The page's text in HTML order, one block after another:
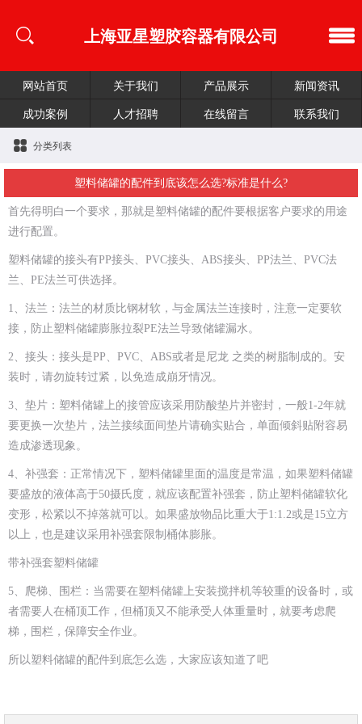
上海亚星塑胶容器有限公司
网站首页 关于我们 产品展示
新闻资讯
成功案例
人才招聘 在线留言 联系我们
分类列表
塑料储罐的配件到底该怎么选?标准是什么?
首先得明白一个要求，那就是塑料储罐的配件要根据客户要求的用途
进行配置。
塑料储罐的接头有PP接头、PVC接头、ABS接头、PP法兰、PVC法
兰、PE法兰可供选择。
1、法兰：法兰的材质比钢材软，与金属法兰连接时，注意一定要软
接，防止塑料储罐膨胀拉裂PE法兰导致储罐漏水。
2、接头：接头是PP、PVC、ABS或者是尼龙 之类的树脂制成的。安
装时，请勿旋转过紧，以免造成崩牙情况。
3、垫片：塑料储罐上的接管应该采用防酸垫片并密封，一般1-2年就
要更换一次垫片，法兰接续面间垫片请确实贴合，单面倾斜贴附容易
造成渗透现象。
4、补强套：正常情况下，塑料储罐里面的温度是常温，如果塑料储罐
要盛放的液体高于50摄氏度，就应该配置补强套，防止塑料储罐软化
变形，松紧以不掉落就可以。如果盛放物品比重大于1:1.2或是15立方
以上，也是建议采用补强套限制桶体膨胀。
带补强套塑料储罐
5、爬梯、围栏：当需要在塑料储罐上安装搅拌机等较重的设备时，或
者需要人在桶顶工作，但桶顶又不能承受人体重量时，就要考虑爬
梯，围栏，保障安全作业。
所以塑料储罐的配件到底怎么选，大家应该知道了吧